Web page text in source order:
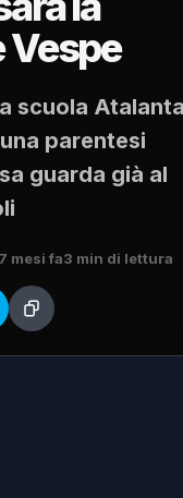
Vespe
scuola
parentesi
guarda già al
7 mesi fa3 min di lettura